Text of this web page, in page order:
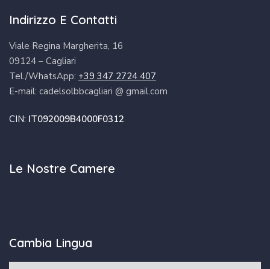
Indirizzo E Contatti
Viale Regina Margherita, 16
09124 – Cagliari
Tel./WhatsApp: +39 347 2724 407
E-mail: cadelsolbbcagliari @ gmail.com
CIN: IT092009B4000F0312
Le Nostre Camere
Cambia Lingua